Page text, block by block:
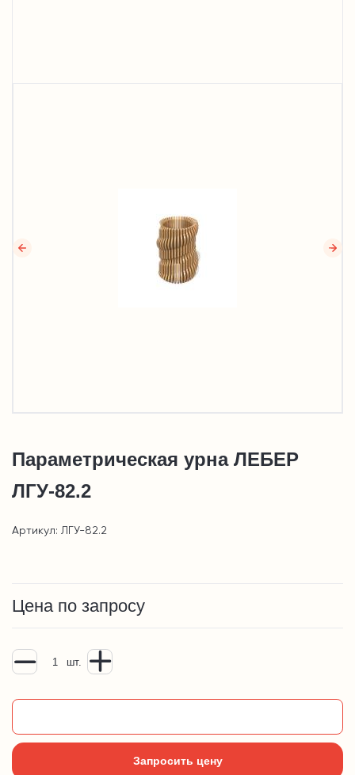
Параметрическая урна ЛЕБЕР
ЛГУ-82.2
Артикул: ЛГУ-82.2
Цена по запросу
шт.
Запросить цену